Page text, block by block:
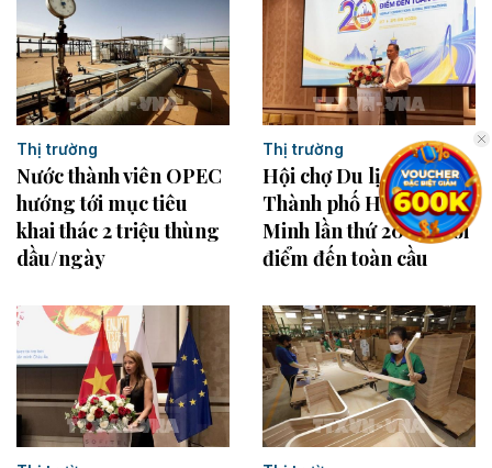
Thị trường
Nước thành viên OPEC
hướng tới mục tiêu
khai thác 2 triệu thùng
dầu/ngày
Thị trường
Hội chợ Du lịch quốc tế
Thành phố Hồ Chí
Minh lần thứ 20 kết nối
điểm đến toàn cầu